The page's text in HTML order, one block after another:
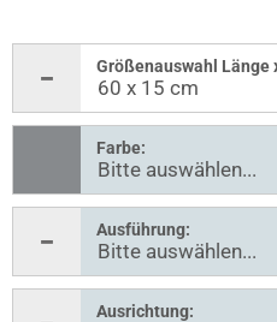
Größenauswahl Länge
Farbe:
Ausführung:
Ausrichtung: